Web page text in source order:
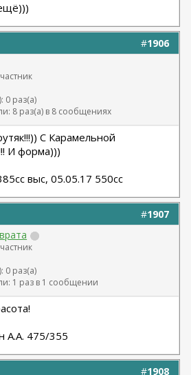
#1906
0 раз(а)
8 раз(а) в 8 сообщениях
С Карамельной
И форма)))
выс, 05.05.17 550сс
#1907
0 раз(а)
1 раз в 1 сообщении
А.А. 475/355
#1908